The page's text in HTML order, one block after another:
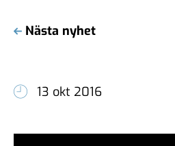
Nästa nyhet
13 okt 2016